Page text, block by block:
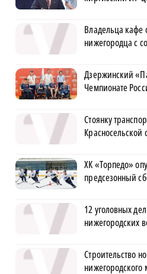
Владельца кафе
нижегородца с
Дзержинский
Чемпионате
Стоянку
Красносельской
ХК «Торпедо»
предсезонный
12 уголовных
нижегородских
Строительство
нижегородского